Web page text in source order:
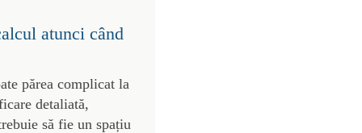
atunci când
părea complicat la
detaliată,
să fie un spațiu